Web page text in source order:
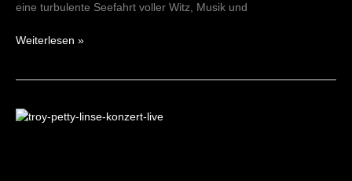
eine turbulente Seefahrt voller Witz, Musik und
Weiterlesen »
Troy